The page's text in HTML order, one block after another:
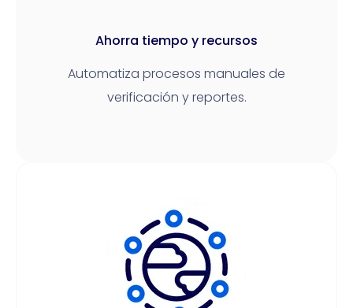
Ahorra tiempo y recursos
Automatiza procesos manuales de
verificación y reportes.